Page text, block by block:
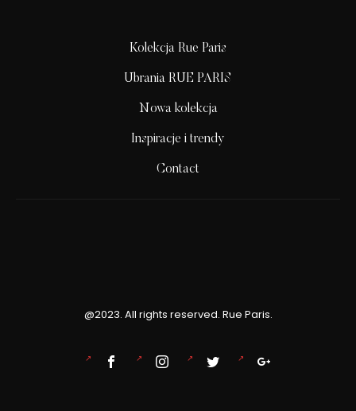
Kolekcja Rue Paris
Ubrania RUE PARIS
Nowa kolekcja
Inspiracje i trendy
Contact
@2023. All rights reserved. Rue Paris.